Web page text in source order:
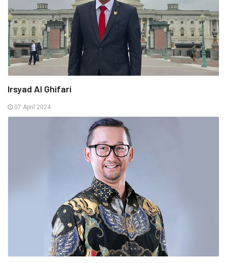
Irsyad Al Ghifari
07 April 2024